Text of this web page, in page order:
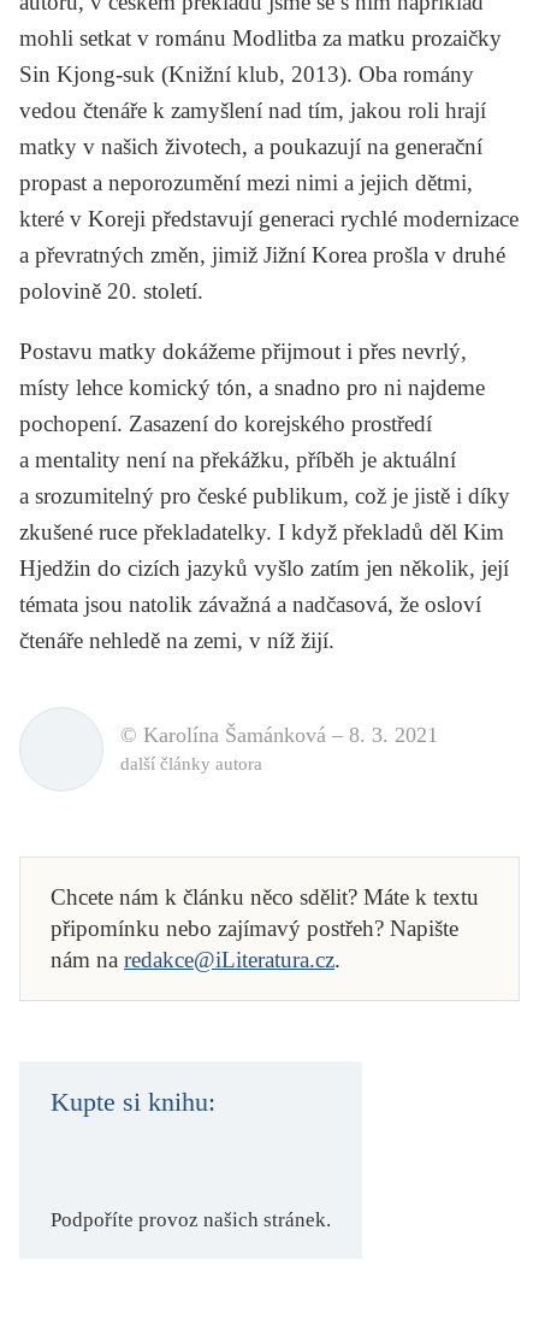
mohli setkat v románu Modlitba za matku prozaičky
Sin Kjong-suk (Knižní klub, 2013). Oba romány
vedou čtenáře k zamyšlení nad tím, jakou roli hrají
matky v našich životech, a poukazují na generační
propast a neporozumění mezi nimi a jejich dětmi,
které v Koreji představují generaci rychlé modernizace
a převratných změn, jimiž Jižní Korea prošla v druhé
polovině 20. století.
Postavu matky dokážeme přijmout i přes nevrlý,
místy lehce komický tón, a snadno pro ni najdeme
pochopení. Zasazení do korejského prostředí
a mentality není na překážku, příběh je aktuální
a srozumitelný pro české publikum, což je jistě i díky
zkušené ruce překladatelky. I když překladů děl Kim
Hjedžin do cizích jazyků vyšlo zatím jen několik, její
témata jsou natolik závažná a nadčasová, že osloví
čtenáře nehledě na zemi, v níž žijí.
© Karolína Šamánková – 8. 3. 2021
další články autora
Chcete nám k článku něco sdělit? Máte k textu
připomínku nebo zajímavý postřeh? Napište
nám na redakce@iLiteratura.cz.
Kupte si knihu:
Podpoříte provoz našich stránek.